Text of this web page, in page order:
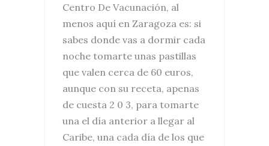
Centro De Vacunación, al
menos aquí en Zaragoza es: si
sabes donde vas a dormir cada
noche tomarte unas pastillas
que valen cerca de 60 euros,
aunque con su receta, apenas
de cuesta 2 0 3, para tomarte
una el día anterior a llegar al
Caribe, una cada día de los que